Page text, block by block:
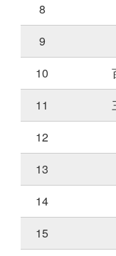
8
9
10
11
12
13
14
15